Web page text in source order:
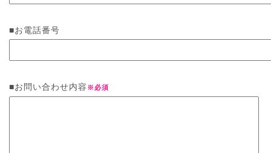
■お電話番号
■お問い合わせ内容 ※必須